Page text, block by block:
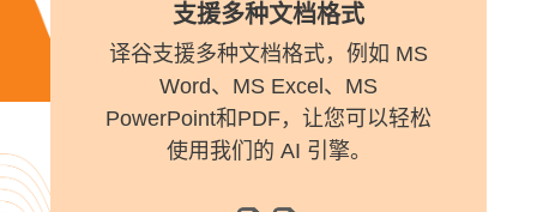
支援多种文档格式
译谷支援多种文档格式，例如 MS
Word、MS Excel、MS
PowerPoint和PDF，让您可以轻松
使用我们的 AI 引擎。